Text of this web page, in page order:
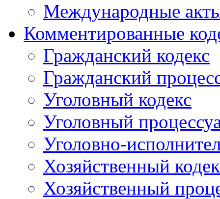
Международные
Комментированные
Гражданский кодекс
Гражданский
Уголовный кодекс
Уголовный
Уголовно-
Хозяйственный
Хозяйственный